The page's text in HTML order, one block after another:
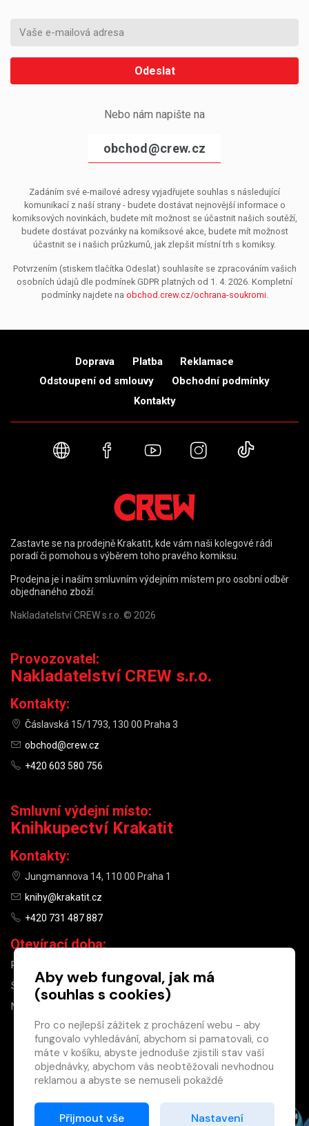
Odeslat
Nebo nám napište na
obchod@crew.cz
Zadáním své e-mailové adresy vyjadřujete souhlas s následující
komunikací z naší strany - budete dostávat nejnovější informace o
komiksových novinkách, budete mít možnost se účastnit našich soutěží,
budete dostávat pozvánky na komiksové akce, budete mít možnost
účastnit se i našich průzkumů, jak zlepšit místní trh s komiksy.
Potvrzením (stiskem tlačítka Odeslat) souhlasíte se zpracováním vašich
osobních údajů dle podmínek GDPR platných od 1. 4. 2026. Kompletní
podmínky najdete na obchod.crew.cz/ochrana-soukromi.
×
Máte u nás již
registrovaný
účet?
Registrací získáte slevu
Doprava Platba
Reklamace
Odstoupení od smlouvy
Obchodní podmínky
Kontakty
Webové stránky
FacebookYouTubeInstagram
Zastavte se na prodejně Krakatit, kde vám naši kolegové rádi
poradí či pomohou s výběrem toho pravého komiksu.
Prodejna je i naším smluvním výdejním místem pro osobní odběr
objednaného zboží.
Nakladatelství CREW s.r.o. © 2026
Provozovatel:
Nakladatelství CREW s.r.o.
Kontakty:
Čáslavská 15/1793, 130 00 Praha 3
obchod@crew.cz
+420 603 580 756
Smluvní výdejní místo:
Knihkupectví Krakatit
Kontakty:
Jungmannova 14, 110 00 Praha 1
knihy@krakatit.cz
+420 731 487 887
Otevírací doba:
PO–PÁ
SO
10:00–13:00
NE
Aby web fungoval, jak má
(souhlas s cookies)
Pro co nejlepší zážitek z procházení webu - aby
fungovalo vyhledávání, abychom si pamatovali, co
máte v košíku, abyste jednoduše zjistili stav vaší
objednávky, abychom vás neobtěžovali nevhodnou
reklamou a abyste se nemuseli pokaždé
Proto od vás potřebujeme souhlas se
Přijmout vše Nastavení